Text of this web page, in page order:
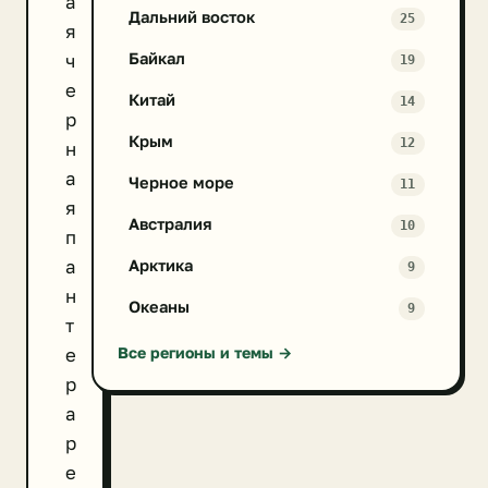
я
ч
е
р
н
а
я
п
а
н
т
е
р
а
р
е
Дальний восток 25
Байкал 19
Китай 14
Крым 12
Черное море 11
Австралия 10
Арктика 9
Океаны 9
Все регионы и темы →